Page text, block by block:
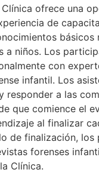
ofrece una
de
básicos
a niños. Los
con
infantil. Los
responder a las
que comience el
al finalizar
de finalización, los
forenses
Clínica.